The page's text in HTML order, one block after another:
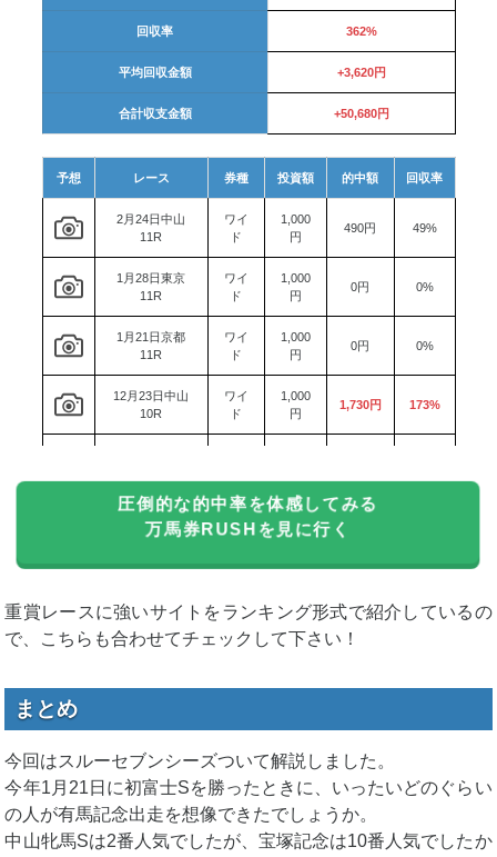
回収率 362%
平均回収金額 +3,620円
合計収支金額 +50,680円
予想 レース 券種 投資額 的中額 回収率
2月24日中山
11R
ワイ
ド
1,000
円
490円 49%
1月28日東京
11R
ワイ
ド
1,000
円
0円 0%
1月21日京都
11R
ワイ
ド
1,000
円
0円 0%
12月23日中山
10R
ワイ
ド
1,000
円
1,730円 173%
11月19日京都
11R
ワイ
ド
1,000
円
1,730円
10月07日東京
ワイ
1,000
10月01日中山
11R
ワイ
ド
1,000
円
2,160円
9月24日中山
ワイ
1,000
9月18日中山
11R
ド
円
930円
9月17日阪神
11R
ワイ
ド
1,000
円
4,770円
圧倒的な的中率を体感してみる
万馬券RUSHを見に行く
重賞レースに強いサイトをランキング形式で紹介しているの
で、こちらも合わせてチェックして下さい！
まとめ
今回はスルーセブンシーズついて解説しました。
今年1月21日に初富士Sを勝ったときに、いったいどのぐらい
の人が有馬記念出走を想像できたでしょうか。
中山牝馬Sは2番人気でしたが、宝塚記念は10番人気でしたか